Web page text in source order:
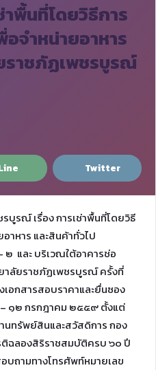
าพื้นที่โดยวิธีการ
จำหน่ายอาหาร
ราชภัฏเพชรบูรณ์
Twitter
บูรณ์ เรื่อง การเช่าพื้นที่โดยวิธี
ายอาหาร และสินค้าทั่วไป
๒ และ บริเวณใต้อาคารช่อ
าลัยราชภัฏเพชรบูรณ์ ครั้งที่
อกสารสอบราคาและยื่นซอง
– ๑๒ กรกฎาคม ๒๕๕๙ ตั้งแต่
นทรัพย์สินและสวัสดิการ กอง
ติฉลองสิริราชสมบัติครบ ๖๐ ปี
ถามทางโทรศัพท์หมายเลข